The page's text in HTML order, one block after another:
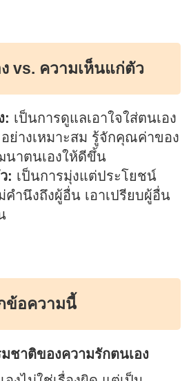
vs. ความเห็นแก่ตัว
: เป็นการดูแลเอาใจใส่ตนเอง
ย่างเหมาะสม รู้จักคุณค่าของ
นาตนเองให้ดีขึ้น
: เป็นการมุ่งแต่ประโยชน์
ำนึงถึงผู้อื่น เอาเปรียบผู้อื่น
ข้อความนี้
มชาติของความรักตนเอง